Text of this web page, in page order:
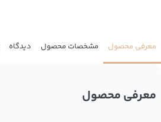
معرفی محصول مشخصات محصول دیدگاه
معرفی محصول